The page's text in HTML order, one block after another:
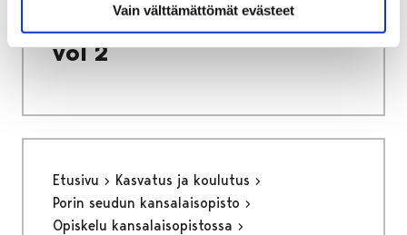
Vain välttämättömät evästeet
Porin mallin värityskirja
vol 2
Etusivu
Kasvatus ja koulutus
Porin seudun kansalaisopisto
Opiskelu kansalaisopistossa